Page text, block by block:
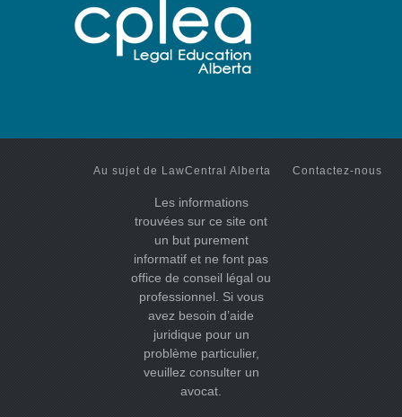
Au sujet de LawCentral Alberta Contactez-nous
Les informations
trouvées sur ce site ont
un but purement
informatif et ne font pas
office de conseil légal ou
professionnel. Si vous
avez besoin d’aide
juridique pour un
problème particulier,
veuillez consulter un
avocat.